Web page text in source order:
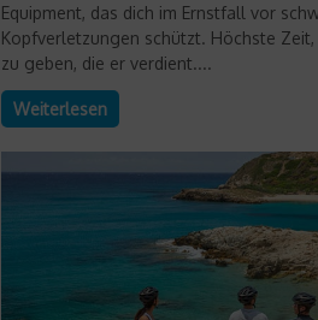
Equipment, das dich im Ernstfall vor
Kopfverletzungen schützt. Höchste
zu geben, die er verdient....
Weiterlesen